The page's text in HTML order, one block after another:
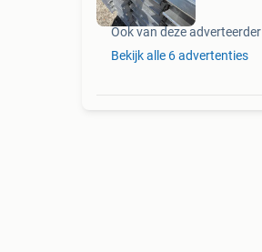
Ook van deze adverteerder
Bekijk alle 6 advertenties